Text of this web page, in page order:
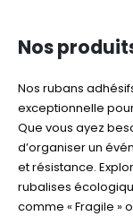
Nos
Nos rubans
exceptionnelle
Que vous ayez
d’organiser un
et résistance.
rubalises
comme « Fragile »